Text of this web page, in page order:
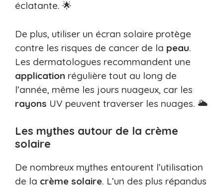
éclatante. 🌟
De plus, utiliser un écran solaire protège
contre les risques de cancer de la peau.
Les dermatologues recommandent une
application régulière tout au long de
l’année, même les jours nuageux, car les
rayons UV peuvent traverser les nuages. 🌥️
Les mythes autour de la crème
solaire
De nombreux mythes entourent l’utilisation
de la crème solaire. L’un des plus répandus